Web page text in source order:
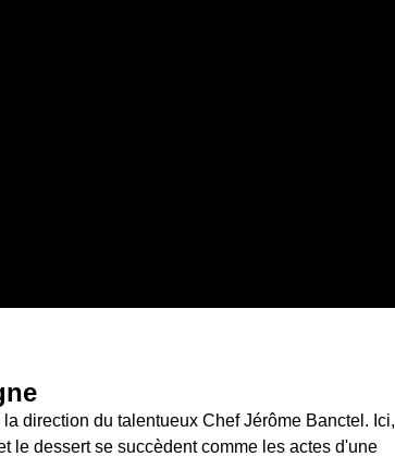
direction du talentueux Chef Jérôme Banctel. Ici,
le dessert se succèdent comme les actes d'une